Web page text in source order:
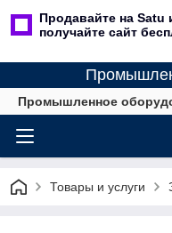
Продавайте на Satu
получайте сайт
Промышленное
Товары и услуги